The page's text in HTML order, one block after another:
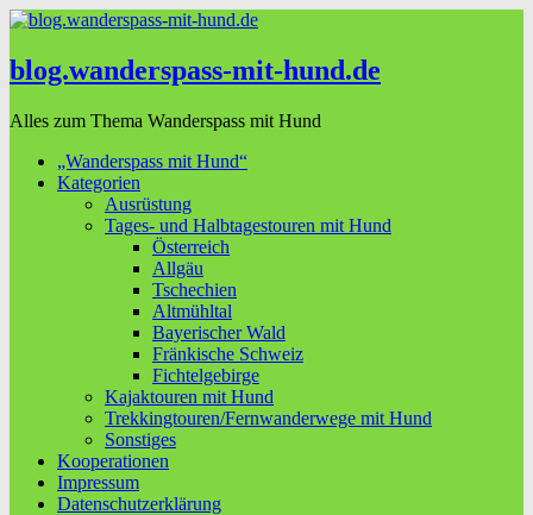
blog.wanderspass-mit-hund.de
Alles zum Thema Wanderspass mit Hund
„Wanderspass mit Hund“
Kategorien
Ausrüstung
Tages- und Halbtagestouren mit Hund
Österreich
Allgäu
Tschechien
Altmühltal
Bayerischer Wald
Fränkische Schweiz
Fichtelgebirge
Kajaktouren mit Hund
Trekkingtouren/Fernwanderwege mit Hund
Sonstiges
Kooperationen
Impressum
Datenschutzerklärung